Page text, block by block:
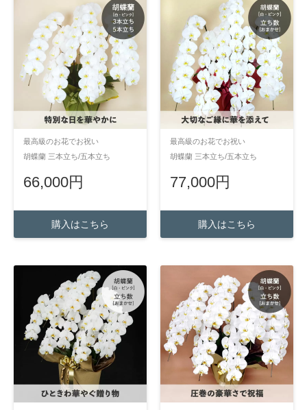
最高級のお花でお祝い
胡蝶蘭 三本立ち/五本立ち
66,000円
購入はこちら
最高級のお花でお祝い
胡蝶蘭 三本立ち/五本立ち
77,000円
購入はこちら